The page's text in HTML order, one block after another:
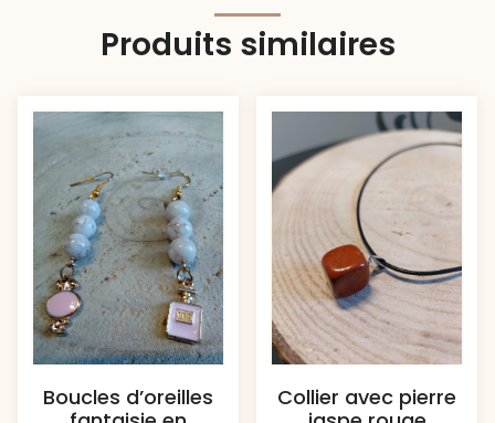
Produits similaires
Boucles d’oreilles
Collier avec pierre